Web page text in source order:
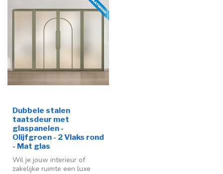
Dubbele stalen
taatsdeur met
glaspanelen -
Olijfgroen - 2 Vlaks rond
- Mat glas
Wil je jouw interieur of
zakelijke ruimte een luxe